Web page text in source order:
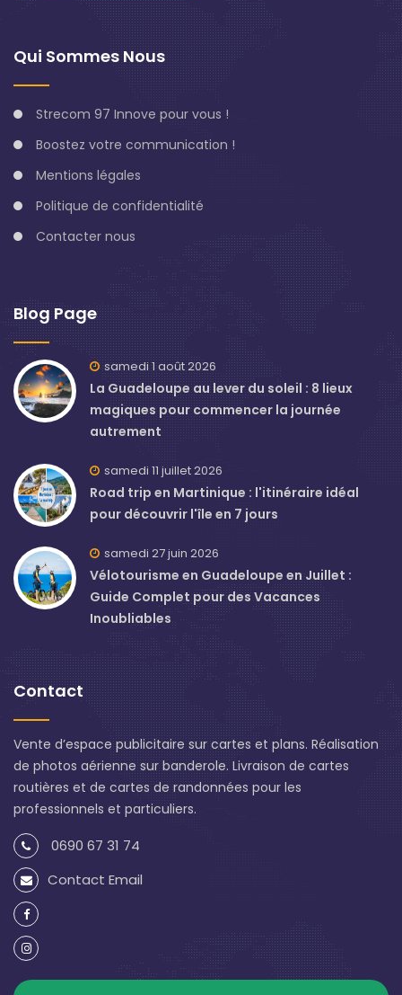
Qui Sommes Nous
Strecom 97 Innove pour vous !
Boostez votre communication !
Mentions légales
Politique de confidentialité
Contacter nous
Blog Page
samedi 1 août 2026
La Guadeloupe au lever du soleil : 8 lieux
magiques pour commencer la journée
autrement
samedi 11 juillet 2026
Road trip en Martinique : l'itinéraire idéal
pour découvrir l'île en 7 jours
samedi 27 juin 2026
Vélotourisme en Guadeloupe en Juillet :
Guide Complet pour des Vacances
Inoubliables
Contact
Vente d’espace publicitaire sur cartes et plans. Réalisation
de photos aérienne sur banderole. Livraison de cartes
routières et de cartes de randonnées pour les
professionnels et particuliers.
0690 67 31 74
Contact Email